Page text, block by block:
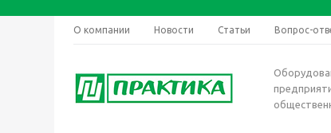
О компании Новости Статьи Вопрос-